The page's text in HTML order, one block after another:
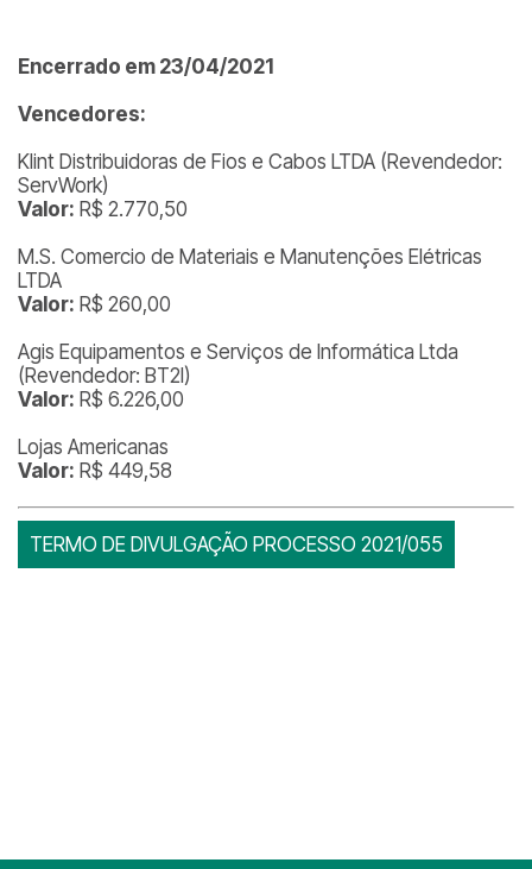
Encerrado em 23/04/2021
Vencedores:
Klint Distribuidoras de Fios e Cabos LTDA (Revendedor:
ServWork)
Valor: R$ 2.770,50
M.S. Comercio de Materiais e Manutenções Elétricas
LTDA
Valor: R$ 260,00
Agis Equipamentos e Serviços de Informática Ltda
(Revendedor: BT2I)
Valor: R$ 6.226,00
Lojas Americanas
Valor: R$ 449,58
TERMO DE DIVULGAÇÃO PROCESSO 2021/055